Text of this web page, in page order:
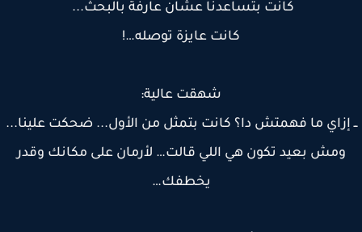
كانت بتساعدنا عشان عارفة بالبحث...
كانت عايزة توصله…!
شهقت عالية:
إزاي ما فهمتش دا؟ كانت بتمثل من الأول... ضحكت علينا...
ومش بعيد تكون هي اللي قالت… لأرمان على مكانك وقدر
يخطفك…